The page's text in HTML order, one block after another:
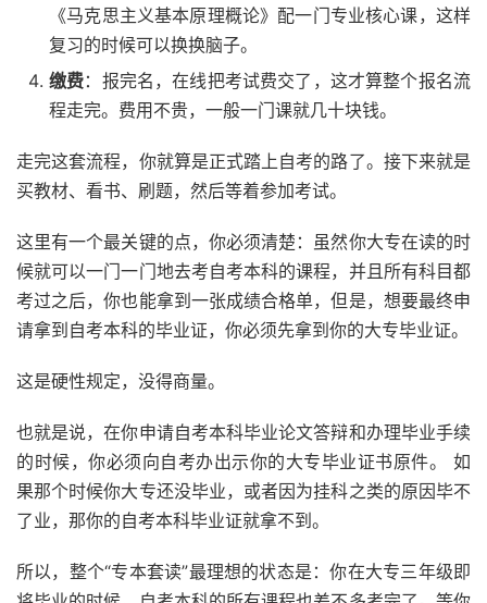
《马克思主义基本原理概论》配一门专业核心课，这样
复习的时候可以换换脑子。
缴费：报完名，在线把考试费交了，这才算整个报名流
程走完。费用不贵，一般一门课就几十块钱。
走完这套流程，你就算是正式踏上自考的路了。接下来就是
买教材、看书、刷题，然后等着参加考试。
这里有一个最关键的点，你必须清楚：虽然你大专在读的时
候就可以一门一门地去考自考本科的课程，并且所有科目都
考过之后，你也能拿到一张成绩合格单，但是，想要最终申
请拿到自考本科的毕业证，你必须先拿到你的大专毕业证。
这是硬性规定，没得商量。
也就是说，在你申请自考本科毕业论文答辩和办理毕业手续
的时候，你必须向自考办出示你的大专毕业证书原件。 如
果那个时候你大专还没毕业，或者因为挂科之类的原因毕不
了业，那你的自考本科毕业证就拿不到。
所以，整个“专本套读”最理想的状态是：你在大专三年级即